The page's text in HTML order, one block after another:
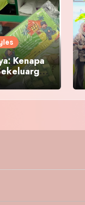
Kenapa
Pakaian